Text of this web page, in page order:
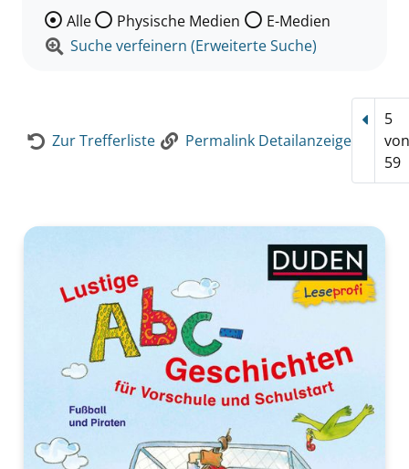
Wählen Sie die Medienart nach der Sie suchen wollen.
Alle Physische Medien
E-Medien
Suche verfeinern (Erweiterte Suche)
Zur Trefferliste Permalink Detailanzeige
5
59